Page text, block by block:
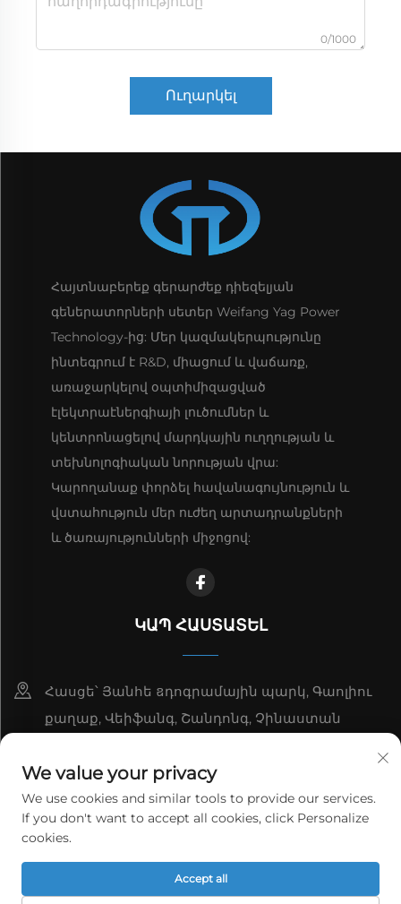
0/1000
Ուղարկել
Հայտնաբերեք գերարժեք դիեզելյան
գեներատորների սետեր Weifang Yag Power
Technology-ից: Մեր կազմակերպությունը
ինտեգրում է R&D, միացում և վաճառք,
առաջարկելով օպտիմիզացված
էլեկտրաէներգիայի լուծումներ և
կենտրոնացելով մարդկային ուղղության և
տեխնոլոգիական նորության վրա:
Կարողանաք փորձել հավանագույնություն և
վստահություն մեր ուժեղ արտադրանքների
և ծառայությունների միջոցով:
ԿԱՊ ՀԱՍՏԱՏԵԼ
Հասցե՝ Յանհե ឧդոգրամային պարկ, Գաոլիու
քաղաք, Վեիֆանգ, Շանդոնգ, Չինաստան
[email protected]
իրավունքները պաշտպանված են:
We value your privacy
We use cookies and similar tools to provide our services.
If you don't want to accept all cookies, click Personalize
cookies.
Accept all